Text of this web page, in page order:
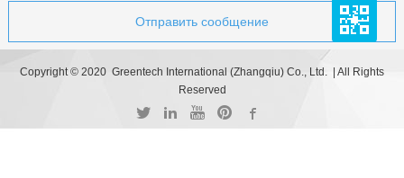
Отправить сообщение
Copyright © 2020 Greentech International (Zhangqiu) Co., Ltd. | All Rights
Reserved